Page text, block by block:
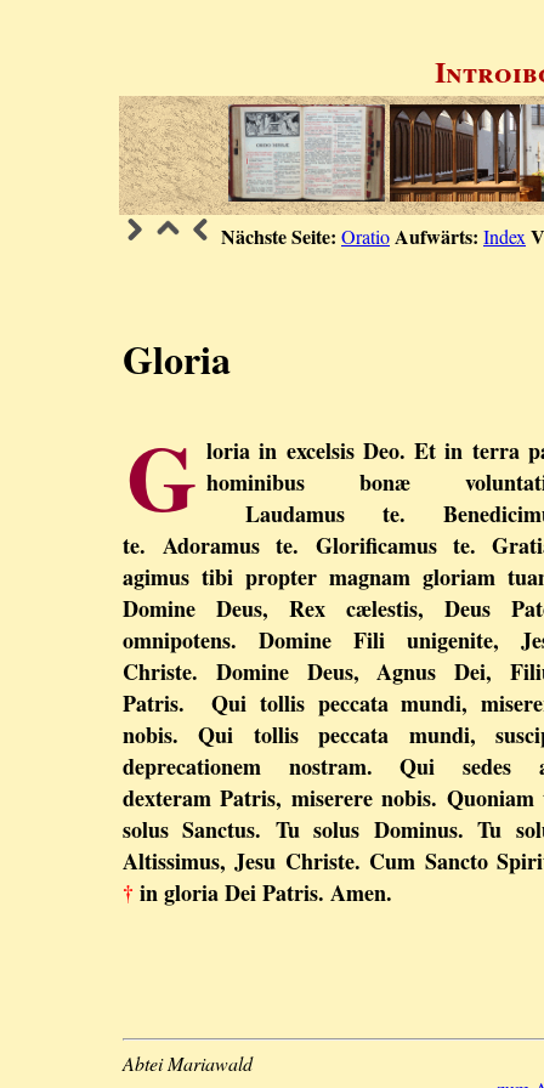
Nächste Seite: OratioAufwärts: Index
Gloria
G loria in excelsis Deo. Et in terra
hominibus bonæ
Laudamus te.
te. Adoramus te. Glorificamus te.
agimus tibi propter magnam gloriam
Domine Deus, Rex cælestis, Deus
omnipotens. Domine Fili unigenite,
Christe. Domine Deus, Agnus Dei,
Patris. Qui tollis peccata mundi,
nobis. Qui tollis peccata mundi,
deprecationem nostram. Qui sedes
dexteram Patris, miserere nobis. Quoniam
solus Sanctus. Tu solus Dominus. Tu
Altissimus, Jesu Christe. Cum Sancto
† in gloria Dei Patris. Amen.
Abtei Mariawald